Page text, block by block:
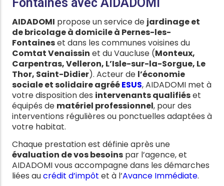
AIDADOMI propose un service de jardinage et
de bricolage à domicile à Pernes-les-
Fontaineset dans les communes voisines du
Comtat Venaissin et du Vaucluse (Monteux,
Carpentras, Velleron, L’Isle-sur-la-Sorgue, Le
Thor, Saint-Didier). Acteur de l’économie
sociale et solidaire agrééESUS, AIDADOMI met à
votre disposition des intervenants qualifiéset
équipés de matériel professionnel, pour des
interventions régulières ou ponctuelles adaptées à
votre habitat.
Chaque prestation est définie après une
évaluation de vos besoins par l’agence, et
AIDADOMI vous accompagne dans les démarches
liées aucrédit d’impôt et à l’Avance Immédiate.